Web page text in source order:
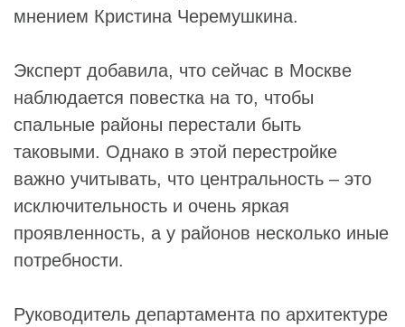
мнением Кристина Черемушкина.
Эксперт добавила, что сейчас в Москве
наблюдается повестка на то, чтобы
спальные районы перестали быть
таковыми. Однако в этой перестройке
важно учитывать, что центральность – это
исключительность и очень яркая
проявленность, а у районов несколько иные
потребности.
Руководитель департамента по архитектуре